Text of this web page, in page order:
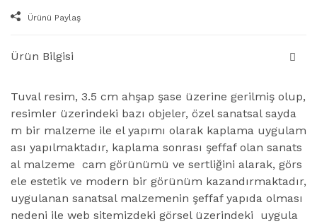
Ürünü Paylaş
Ürün Bilgisi
Tuval resim, 3.5 cm ahşap şase üzerine gerilmiş olup,
resimler üzerindeki bazı objeler, özel sanatsal sayda
m bir malzeme ile el yapımı olarak kaplama uygulam
ası yapılmaktadır, kaplama sonrası şeffaf olan sanats
al malzeme cam görünümü ve sertliğini alarak, görs
ele estetik ve modern bir görünüm kazandırmaktadır,
uygulanan sanatsal malzemenin şeffaf yapıda olması
nedeni ile web sitemizdeki görsel üzerindeki uygula